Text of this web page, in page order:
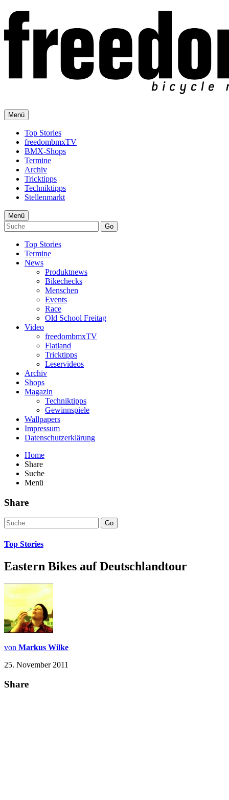
Menü
Top Stories
freedombmxTV
BMX-Shops
Termine
Archiv
Tricktipps
Techniktipps
Stellenmarkt
Menü
Go
Top Stories
Termine
News
Produktnews
Bikechecks
Menschen
Events
Race
Old School Freitag
Video
freedombmxTV
Flatland
Tricktipps
Leservideos
Archiv
Shops
Magazin
Techniktipps
Gewinnspiele
Wallpapers
Impressum
Datenschutzerklärung
Home
Share
Suche
Menü
Share
Go
Top Stories
Eastern Bikes auf Deutschlandtour
von Markus Wilke
25. November 2011
Share